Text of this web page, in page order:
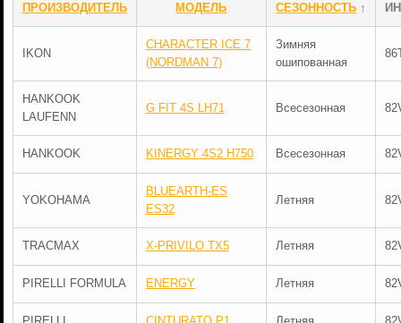
ПРОИЗВОДИТЕЛЬ МОДЕЛЬ СЕЗОННОСТЬ↑
IKON
CHARACTER ICE 7
(NORDMAN 7)
Зимняя
ошипованная
HANKOOK
LAUFENN
G FIT 4S LH71 Всесезонная
HANKOOK KINERGY 4S2 H750 Всесезонная
YOKOHAMA
BLUEARTH-ES
ES32
Летняя
TRACMAX X-PRIVILO TX5 Летняя
PIRELLI FORMULA ENERGY Летняя